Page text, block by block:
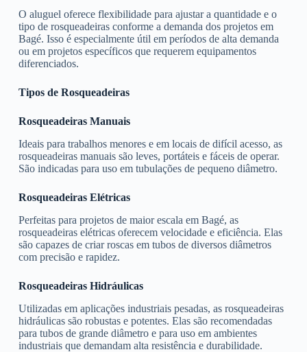
O aluguel oferece flexibilidade para ajustar a quantidade e o
tipo de rosqueadeiras conforme a demanda dos projetos em
Bagé. Isso é especialmente útil em períodos de alta demanda
ou em projetos específicos que requerem equipamentos
diferenciados.
Tipos de Rosqueadeiras
Rosqueadeiras Manuais
Ideais para trabalhos menores e em locais de difícil acesso, as
rosqueadeiras manuais são leves, portáteis e fáceis de operar.
São indicadas para uso em tubulações de pequeno diâmetro.
Rosqueadeiras Elétricas
Perfeitas para projetos de maior escala em Bagé, as
rosqueadeiras elétricas oferecem velocidade e eficiência. Elas
são capazes de criar roscas em tubos de diversos diâmetros
com precisão e rapidez.
Rosqueadeiras Hidráulicas
Utilizadas em aplicações industriais pesadas, as rosqueadeiras
hidráulicas são robustas e potentes. Elas são recomendadas
para tubos de grande diâmetro e para uso em ambientes
industriais que demandam alta resistência e durabilidade.